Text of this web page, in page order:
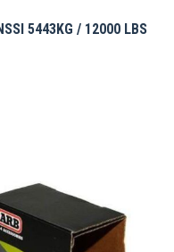
5443KG / 12000 LBS